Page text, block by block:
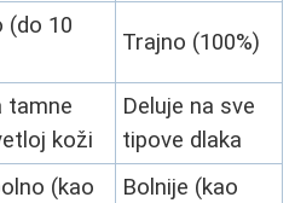
(do 10
Trajno (100%)
tamne
koži
Deluje na sve
tipove dlaka
(kao
Bolnije (kao